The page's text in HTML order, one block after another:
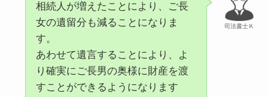
司法書士Ｋ
相続人が増えたことにより、ご長
女の遺留分も減ることになりま
す。
あわせて遺言することにより、よ
り確実にご長男の奥様に財産を渡
すことができるようになります